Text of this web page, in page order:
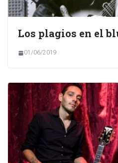
Los plagios en el
01/06/2019